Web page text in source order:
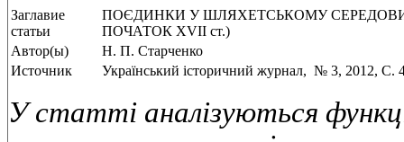
Заглавие
статьи
ПОЄДИНКИ У ШЛЯХЕТСЬКОМУ
ПОЧАТОК XVII ст.)
Автор(ы)
Н. П. Старченко
Источник
Український історичний журнал, № 3, 2012, C.
У статті аналізуються